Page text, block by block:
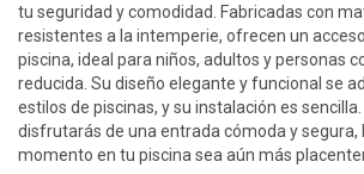
tu seguridad y comodidad. Fabricadas con
resistentes a la intemperie, ofrecen un
piscina, ideal para niños, adultos y personas
reducida. Su diseño elegante y funcional se
estilos de piscinas, y su instalación es
disfrutarás de una entrada cómoda y segura,
momento en tu piscina sea aún más